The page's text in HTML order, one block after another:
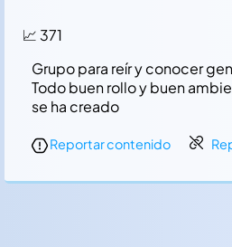
📈 371
Grupo para reí­r y conocer
Todo buen rollo y buen
se ha creado
Reportar contenido